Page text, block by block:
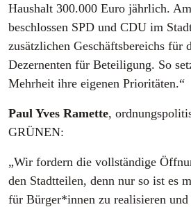
Haushalt 300.000 Euro jährlich.
beschlossen SPD und CDU im
zusätzlichen Geschäftsbereichs für
Dezernenten für Beteiligung. So
Mehrheit ihre eigenen Prioritäten.“
Paul Yves Ramette,
GRÜNEN:
„Wir fordern die vollständige
den Stadtteilen, denn nur so ist es
für Bürger*innen zu realisieren und